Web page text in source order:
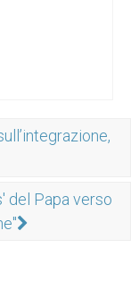
del Papa verso